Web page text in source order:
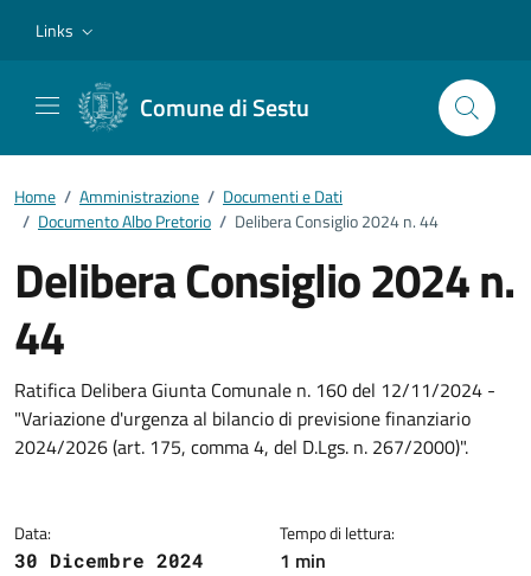
Links
Comune di Sestu
Home / Amministrazione / Documenti e Dati
/ Documento Albo Pretorio / Delibera Consiglio 2024 n. 44
Delibera Consiglio 2024 n.
44
Dettagli del documento
Ratifica Delibera Giunta Comunale n. 160 del 12/11/2024 -
"Variazione d'urgenza al bilancio di previsione finanziario
2024/2026 (art. 175, comma 4, del D.Lgs. n. 267/2000)".
Data:
30 Dicembre 2024
Tempo di lettura:
1 min